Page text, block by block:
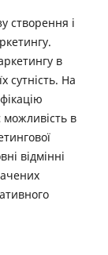
створення і
в
сутність. На
в
відмінні